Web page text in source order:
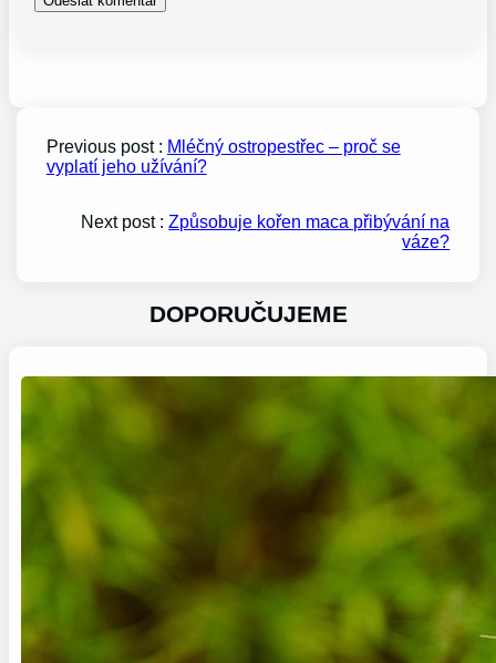
Previous post : Mléčný ostropestřec – proč se
vyplatí jeho užívání?
Next post :Způsobuje kořen maca přibývání na
váze?
DOPORUČUJEME